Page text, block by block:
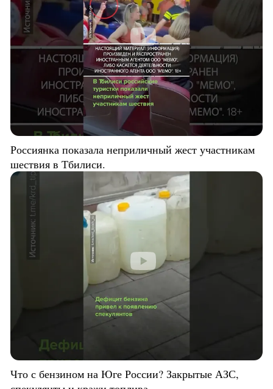
Россиянка показала неприличный жест участникам
шествия в Тбилиси.
Что с бензином на Юге России? Закрытые АЗС,